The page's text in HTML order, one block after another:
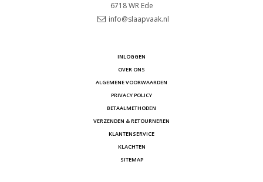
6718 WR Ede
info@slaapvaak.nl
INLOGGEN
OVER ONS
ALGEMENE VOORWAARDEN
PRIVACY POLICY
BETAALMETHODEN
VERZENDEN & RETOURNEREN
KLANTENSERVICE
KLACHTEN
SITEMAP